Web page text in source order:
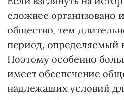
сложнее организовано
общество, тем
период, определяемый
Поэтому особенно
имеет обеспечение
надлежащих условий